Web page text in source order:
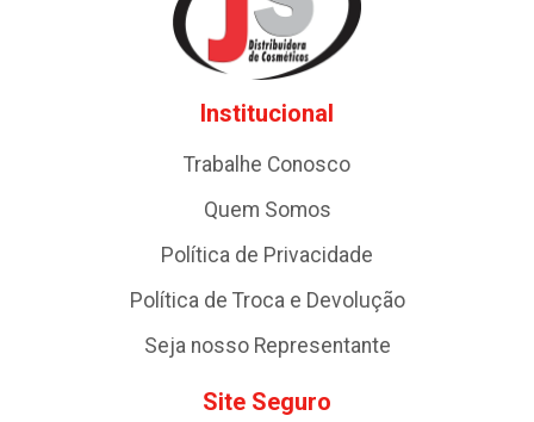
Institucional
Trabalhe Conosco
Quem Somos
Política de Privacidade
Política de Troca e Devolução
Seja nosso Representante
Site Seguro